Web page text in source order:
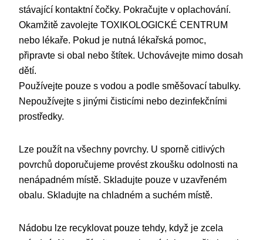
stávající kontaktní čočky. Pokračujte v oplachování.
Okamžitě zavolejte TOXIKOLOGICKÉ CENTRUM
nebo lékaře. Pokud je nutná lékařská pomoc,
připravte si obal nebo štítek. Uchovávejte mimo dosah
dětí.
Používejte pouze s vodou a podle směšovací tabulky.
Nepoužívejte s jinými čisticími nebo dezinfekčními
prostředky.
Lze použít na všechny povrchy. U sporně citlivých
povrchů doporučujeme provést zkoušku odolnosti na
nenápadném místě. Skladujte pouze v uzavřeném
obalu. Skladujte na chladném a suchém místě.
Nádobu lze recyklovat pouze tehdy, když je zcela